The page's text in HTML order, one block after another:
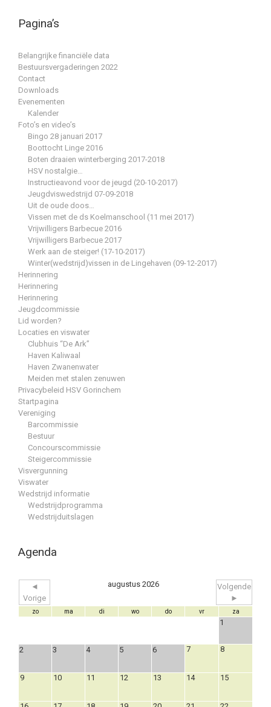
Pagina’s
Belangrijke financiële data
Bestuursvergaderingen 2022
Contact
Downloads
Evenementen
Kalender
Foto’s en video’s
Bingo 28 januari 2017
Boottocht Linge 2016
Boten draaien winterberging 2017-2018
HSV nostalgie…
Instructieavond voor de jeugd (20-10-2017)
Jeugdviswedstrijd 07-09-2018
Uit de oude doos…
Vissen met de ds Koelmanschool (11 mei 2017)
Vrijwilligers Barbecue 2016
Vrijwilligers Barbecue 2017
Werk aan de steiger! (17-10-2017)
Winter(wedstrijd)vissen in de Lingehaven (09-12-2017)
Herinnering
Herinnering
Herinnering
Jeugdcommissie
Lid worden?
Locaties en viswater
Clubhuis “De Ark”
Haven Kaliwaal
Haven Zwanenwater
Meiden met stalen zenuwen
Privacybeleid HSV Gorinchem
Startpagina
Vereniging
Barcommissie
Bestuur
Concourscommissie
Steigercommissie
Visvergunning
Viswater
Wedstrijd informatie
Wedstrijdprogramma
Wedstrijduitslagen
Agenda
◄
Vorige
augustus 2026
Volgende
►
zo ma di wo do vr za
1
2 3 4 5 6 7 8
9 10 11 12 13 14 15